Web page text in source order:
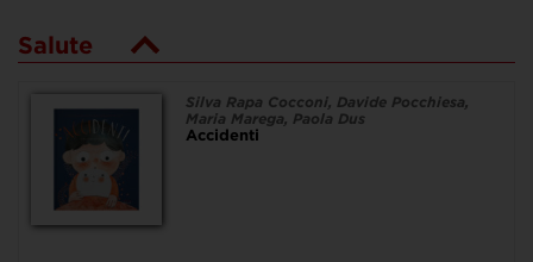
Salute
Silva Rapa Cocconi, Davide Pocchiesa,
Maria Marega, Paola Dus
Accidenti